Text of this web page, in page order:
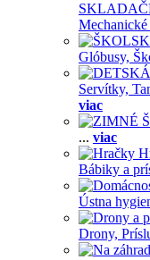
Glóbusy,
Servítky,
viac
... viac
Bábiky a
Ústna
Drony,